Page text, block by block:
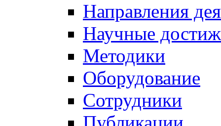
Направления
Научные
Методики
Оборудование
Сотрудники